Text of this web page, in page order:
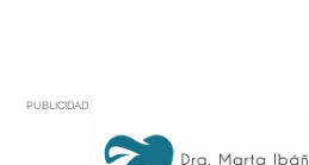
PUBLICIDAD